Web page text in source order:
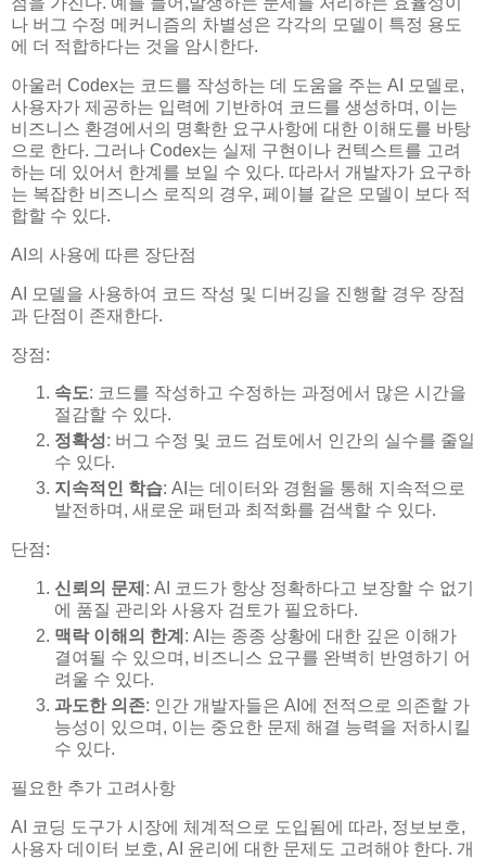
나 버그 수정 메커니즘의 차별성은 각각의 모델이 특정 용도
에 더 적합하다는 것을 암시한다.
아울러 Codex는 코드를 작성하는 데 도움을 주는 AI 모델로,
사용자가 제공하는 입력에 기반하여 코드를 생성하며, 이는
비즈니스 환경에서의 명확한 요구사항에 대한 이해도를 바탕
으로 한다. 그러나 Codex는 실제 구현이나 컨텍스트를 고려
하는 데 있어서 한계를 보일 수 있다. 따라서 개발자가 요구하
는 복잡한 비즈니스 로직의 경우, 페이블 같은 모델이 보다 적
합할 수 있다.
AI의 사용에 따른 장단점
AI 모델을 사용하여 코드 작성 및 디버깅을 진행할 경우 장점
과 단점이 존재한다.
장점:
속도: 코드를 작성하고 수정하는 과정에서 많은 시간을
절감할 수 있다.
정확성: 버그 수정 및 코드 검토에서 인간의 실수를 줄일
수 있다.
지속적인 학습: AI는 데이터와 경험을 통해 지속적으로
발전하며, 새로운 패턴과 최적화를 검색할 수 있다.
단점:
신뢰의 문제 : AI 코드가 항상 정확하다고 보장할 수 없기
에 품질 관리와 사용자 검토가 필요하다.
맥락 이해의 한계 : AI는 종종 상황에 대한 깊은 이해가
결여될 수 있으며, 비즈니스 요구를 완벽히 반영하기 어
려울 수 있다.
과도한 의존: 인간 개발자들은 AI에 전적으로 의존할 가
능성이 있으며, 이는 중요한 문제 해결 능력을 저하시킬
수 있다.
필요한 추가 고려사항
AI 코딩 도구가 시장에 체계적으로 도입됨에 따라, 정보보호,
사용자 데이터 보호, AI 윤리에 대한 문제도 고려해야 한다. 개